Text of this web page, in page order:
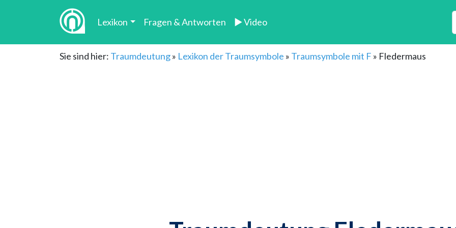
Lexikon Fragen & Antworten ► Video
Sie sind hier: Traumdeutung» Lexikon der Traumsymbole » Traumsymbole mit F » Fledermaus